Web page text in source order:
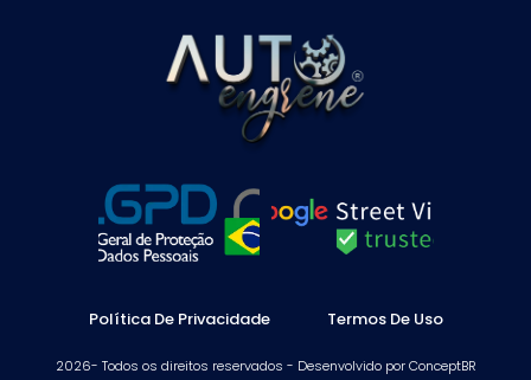
Política De Privacidade Termos De Uso
2026- Todos os direitos reservados - Desenvolvido por ConceptBR